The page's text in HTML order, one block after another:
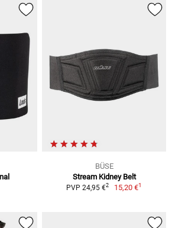
BÜSE
Stream Kidney Belt
PVP 24,95 €2 15,20 €1